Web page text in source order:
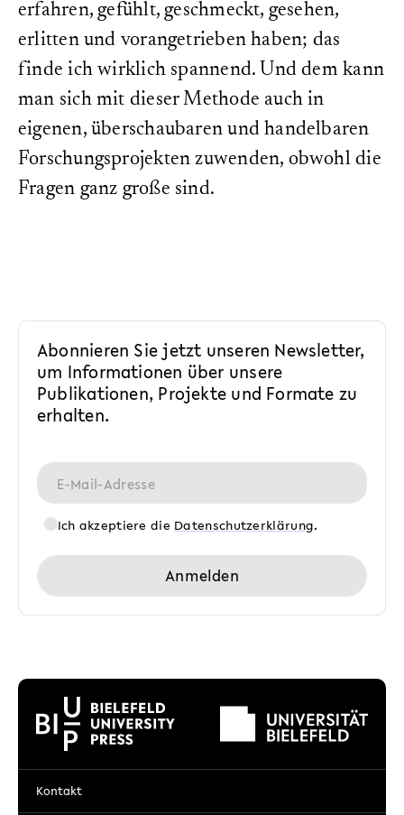
erfahren, gefühlt, geschmeckt, gesehen,
erlitten und vorangetrieben haben; das
finde ich wirklich spannend. Und dem kann
man sich mit dieser Methode auch in
eigenen, überschaubaren und handelbaren
Forschungsprojekten zuwenden, obwohl die
Fragen ganz große sind.
Abonnieren Sie jetzt unseren Newsletter,
um Informationen über unsere
Publikationen, Projekte und Formate zu
erhalten.
Ich akzeptiere die Datenschutzerklärung.
Anmelden
Kontakt